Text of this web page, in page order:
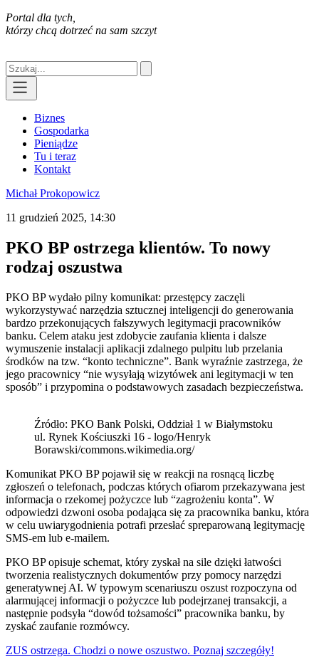
Portal dla tych,
którzy chcą dotrzeć na sam szczyt
Biznes
Gospodarka
Pieniądze
Tu i teraz
Kontakt
Michał Prokopowicz
11 grudzień 2025, 14:30
PKO BP ostrzega klientów. To nowy
rodzaj oszustwa
PKO BP wydało pilny komunikat: przestępcy zaczęli
wykorzystywać narzędzia sztucznej inteligencji do generowania
bardzo przekonujących fałszywych legitymacji pracowników
banku. Celem ataku jest zdobycie zaufania klienta i dalsze
wymuszenie instalacji aplikacji zdalnego pulpitu lub przelania
środków na tzw. “konto techniczne”. Bank wyraźnie zastrzega, że
jego pracownicy “nie wysyłają wizytówek ani legitymacji w ten
sposób” i przypomina o podstawowych zasadach bezpieczeństwa.
Źródło: PKO Bank Polski, Oddział 1 w Białymstoku
ul. Rynek Kościuszki 16 - logo/Henryk
Borawski/commons.wikimedia.org/
Komunikat PKO BP pojawił się w reakcji na rosnącą liczbę
zgłoszeń o telefonach, podczas których ofiarom przekazywana jest
informacja o rzekomej pożyczce lub “zagrożeniu konta”. W
odpowiedzi dzwoni osoba podająca się za pracownika banku, która
w celu uwiarygodnienia potrafi przesłać spreparowaną legitymację
SMS-em lub e-mailem.
PKO BP opisuje schemat, który zyskał na sile dzięki łatwości
tworzenia realistycznych dokumentów przy pomocy narzędzi
generatywnej AI. W typowym scenariuszu oszust rozpoczyna od
alarmującej informacji o pożyczce lub podejrzanej transakcji, a
następnie podsyła “dowód tożsamości” pracownika banku, by
zyskać zaufanie rozmówcy.
ZUS ostrzega. Chodzi o nowe oszustwo. Poznaj szczegóły!